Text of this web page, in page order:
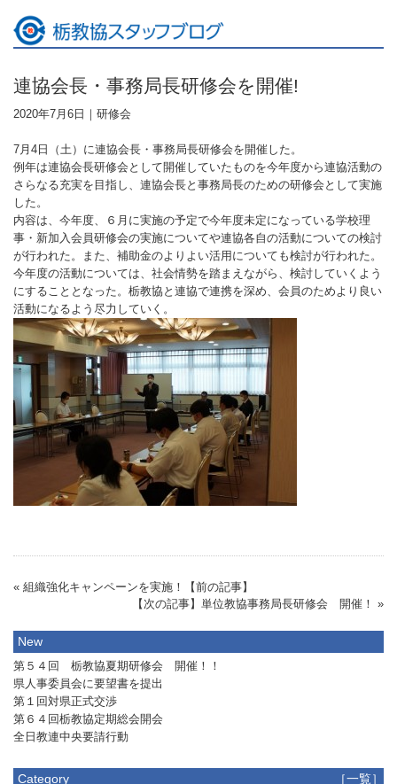
連協会長・事務局長研修会を開催!
2020年7月6日｜ 研修会
7月4日（土）に連協会長・事務局長研修会を開催した。
例年は連協会長研修会として開催していたものを今年度から連協活動の
さらなる充実を目指し、連協会長と事務局長のための研修会として実施
した。
内容は、今年度、６月に実施の予定で今年度未定になっている学校理
事・新加入会員研修会の実施についてや連協各自の活動についての検討
が行われた。また、補助金のよりよい活用についても検討が行われた。
今年度の活動については、社会情勢を踏まえながら、検討していくよう
にすることとなった。栃教協と連協で連携を深め、会員のためより良い
活動になるよう尽力していく。
« 組織強化キャンペーンを実施！【前の記事】
【次の記事】単位教協事務局長研修会 開催！ »
New
第５４回 栃教協夏期研修会 開催！！
県人事委員会に要望書を提出
第１回対県正式交渉
第６４回栃教協定期総会開会
全日教連中央要請行動
Category ［一覧］